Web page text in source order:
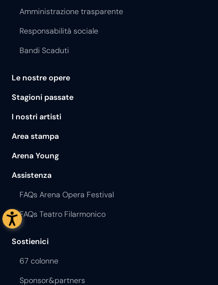
Amministrazione trasparente
Responsabilità sociale
Bandi Scaduti
Le nostre opere
Stagioni passate
I nostri artisti
Area stampa
Arena Young
Assistenza
FAQs Arena Opera Festival
FAQs Teatro Filarmonico
Sostienici
67 colonne
Sponsor&partners